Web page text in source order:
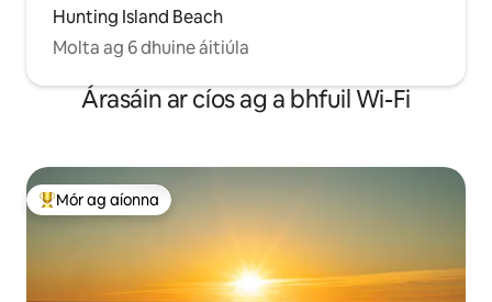
Hunting Island Beach
Molta ag 6 dhuine áitiúla
Árasáin ar cíos ag a bhfuil Wi-Fi
An-mhór ag aíonna
Mór ag aíonna